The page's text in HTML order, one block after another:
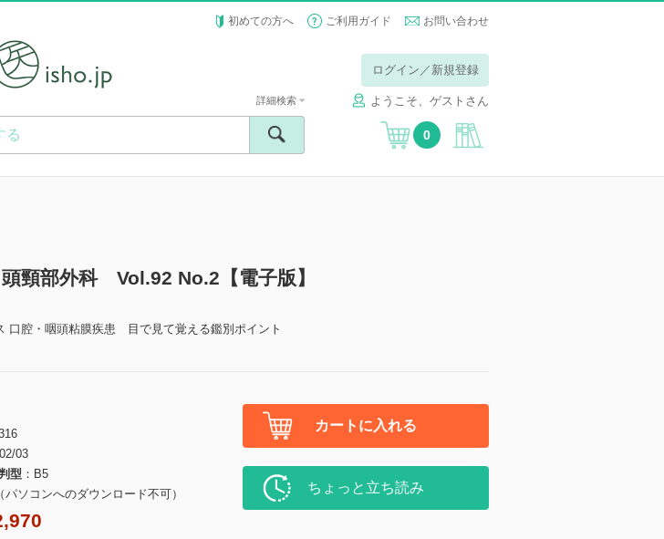
初めての方へ ご利用ガイド お問い合わせ
ログイン／新規登録
ようこそ、ゲストさん
詳細検索
0
頸部外科 Vol.92 No.2【電子版】
腔・咽頭粘膜疾患 目で見て覚える鑑別ポイント
03
型
B5
パソコンへのダウンロード不可）
カートに入れる
ちょっと立ち読み